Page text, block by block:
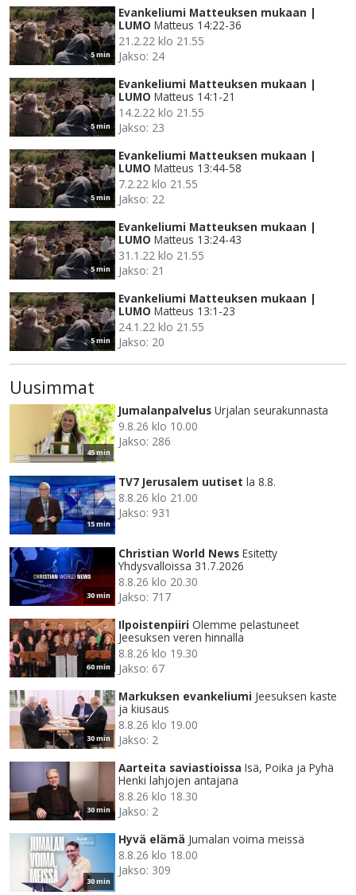
5 min
Evankeliumi Matteuksen mukaan |
LUMO Matteus 14:22-36
21.2.22 klo 21.55
Jakso: 24
5 min
Evankeliumi Matteuksen mukaan |
LUMO Matteus 14:1-21
14.2.22 klo 21.55
Jakso: 23
5 min
Evankeliumi Matteuksen mukaan |
LUMO Matteus 13:44-58
7.2.22 klo 21.55
Jakso: 22
5 min
Evankeliumi Matteuksen mukaan |
LUMO Matteus 13:24-43
31.1.22 klo 21.55
Jakso: 21
5 min
Evankeliumi Matteuksen mukaan |
LUMO Matteus 13:1-23
24.1.22 klo 21.55
Jakso: 20
Uusimmat
45 min
Jumalanpalvelus Urjalan seurakunnasta
9.8.26 klo 10.00
Jakso: 286
15 min
TV7 Jerusalem uutiset la 8.8.
8.8.26 klo 21.00
Jakso: 931
30 min
Christian World News Esitetty
Yhdysvalloissa 31.7.2026
8.8.26 klo 20.30
Jakso: 717
60 min
Ilpoistenpiiri Olemme pelastuneet
Jeesuksen veren hinnalla
8.8.26 klo 19.30
Jakso: 67
30 min
Markuksen evankeliumi Jeesuksen kaste
ja kiusaus
8.8.26 klo 19.00
Jakso: 2
30 min
Aarteita saviastioissa Isä, Poika ja Pyhä
Henki lahjojen antajana
8.8.26 klo 18.30
Jakso: 2
30 min
Hyvä elämä Jumalan voima meissä
8.8.26 klo 18.00
Jakso: 309